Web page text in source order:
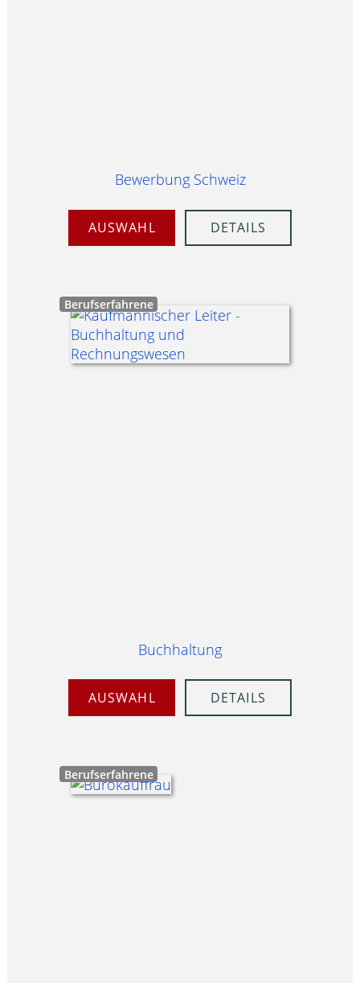
Bewerbung Schweiz
AUSWAHL DETAILS
Berufserfahrene
Buchhaltung
AUSWAHL DETAILS
Berufserfahrene